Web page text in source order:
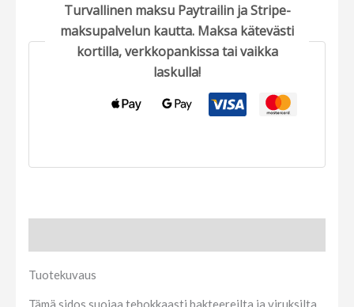
Turvallinen maksu Paytrailin ja Stripe-
maksupalvelun kautta. Maksa kätevästi
kortilla, verkkopankissa tai vaikka
laskulla!
Tuotekuvaus
Tämä sidos suojaa tehokkaasti bakteereilta ja viruksilta.